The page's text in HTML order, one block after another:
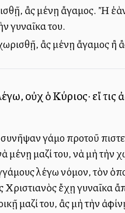
ἂς μένῃ ἄγαμος. Ἢ ἐὰν
γυναῖκα του.
ἂς μένῃ ἄγαμος ἢ
οὐχ ὁ Κύριος· εἴ
συνῆψαν γάμο προτοῦ
μένῃ μαζί του, νὰ μὴ τὴν
λέγω νόμον, τὸν
ἔχῃ γυναῖκα
μαζί του, ἂς μὴ τὴν